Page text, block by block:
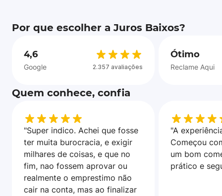
Por que escolher a Juros Baixos?
4,6
Google 2.357 avaliações
Ótimo
Reclame Aqui
Quem conhece, confia
"Super indico. Achei que fosse
ter muita burocracia, e exigir
milhares de coisas, e que no
fim, nao fossem aprovar ou
realmente o emprestimo não
cair na conta, mas ao finalizar
"A
Começou
um bom
prático e